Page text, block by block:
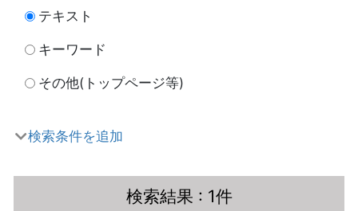
テキスト
キーワード
その他(トップページ等)
検索条件を追加
検索結果 : 1件